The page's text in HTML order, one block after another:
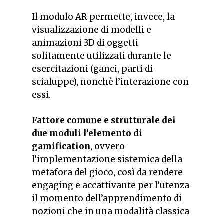
Il modulo AR permette, invece, la
visualizzazione di modelli e
animazioni 3D di oggetti
solitamente utilizzati durante le
esercitazioni (ganci, parti di
scialuppe), nonchè l’interazione con
essi.
Fattore comune e strutturale dei
due moduli l’elemento di
gamification, ovvero
l’implementazione sistemica della
metafora del gioco, così da rendere
engaging e accattivante per l’utenza
il momento dell’apprendimento di
nozioni che in una modalità classica